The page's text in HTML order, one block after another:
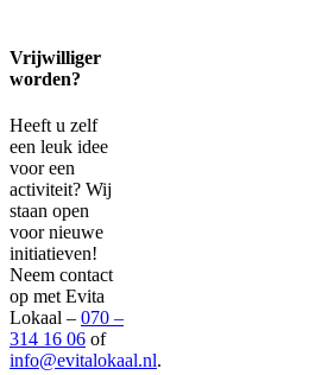
Vrijwilliger
worden?
Heeft u zelf
een leuk idee
voor een
activiteit? Wij
staan open
voor nieuwe
initiatieven!
Neem contact
op met Evita
Lokaal – 070 –
314 16 06 of
info@evitalokaal.nl.